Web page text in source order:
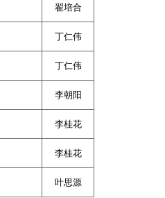
翟培合
丁仁伟
丁仁伟
李朝阳
李桂花
李桂花
叶思源